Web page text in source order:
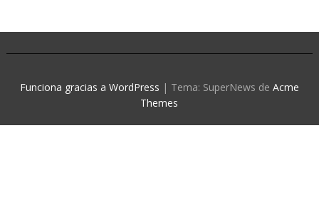
Funciona gracias a WordPress | Tema: SuperNews de Acme
Themes